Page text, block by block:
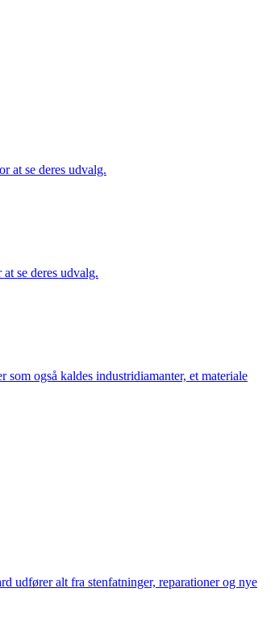
at se deres udvalg.
se deres udvalg.
også kaldes industridiamanter, et materiale
udfører alt fra stenfatninger, reparationer og nye